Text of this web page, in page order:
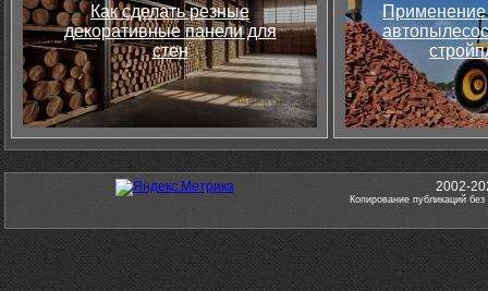
Как сделать резные
декоративные панели для
стен
Применение
2002-
Копирование публикаций